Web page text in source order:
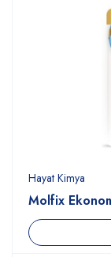
Hayat Kimya
Molfix